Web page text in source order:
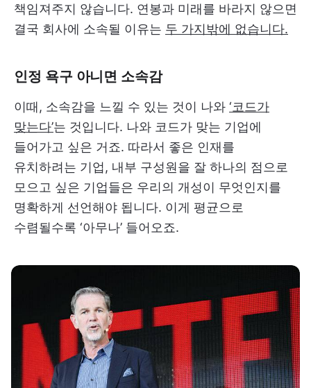
책임져주지 않습니다. 연봉과 미래를 바라지 않으면
결국 회사에 소속될 이유는 두 가지밖에 없습니다.
인정 욕구 아니면 소속감
이때, 소속감을 느낄 수 있는 것이 나와 ‘코드가
맞는다’는 것입니다. 나와 코드가 맞는 기업에
들어가고 싶은 거죠. 따라서 좋은 인재를
유치하려는 기업, 내부 구성원을 잘 하나의 점으로
모으고 싶은 기업들은 우리의 개성이 무엇인지를
명확하게 선언해야 됩니다. 이게 평균으로
수렴될수록 ‘아무나’ 들어오죠.